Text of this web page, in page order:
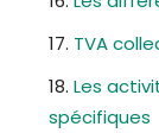
TVA
Les
spécifiques